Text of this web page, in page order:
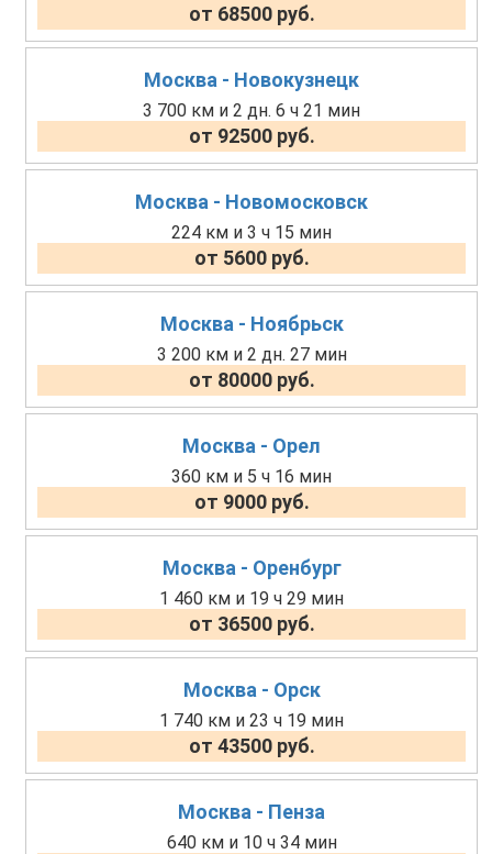
от 68500 руб.
Москва - Новокузнецк
3 700 км и 2 дн. 6 ч 21 мин
от 92500 руб.
Москва - Новомосковск
224 км и 3 ч 15 мин
от 5600 руб.
Москва - Ноябрьск
3 200 км и 2 дн. 27 мин
от 80000 руб.
Москва - Орел
360 км и 5 ч 16 мин
от 9000 руб.
Москва - Оренбург
1 460 км и 19 ч 29 мин
от 36500 руб.
Москва - Орск
1 740 км и 23 ч 19 мин
от 43500 руб.
Москва - Пенза
640 км и 10 ч 34 мин